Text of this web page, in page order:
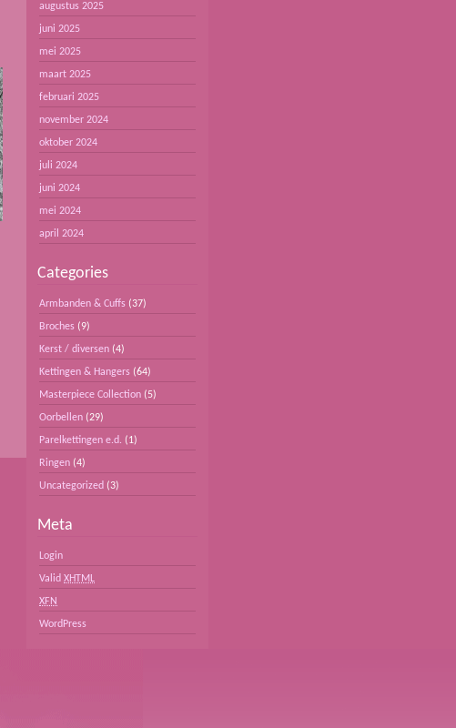
augustus 2025
juni 2025
mei 2025
maart 2025
februari 2025
november 2024
oktober 2024
juli 2024
juni 2024
mei 2024
april 2024
Categories
Armbanden & Cuffs (37)
Broches (9)
Kerst / diversen (4)
Kettingen & Hangers (64)
Masterpiece Collection (5)
Oorbellen (29)
Parelkettingen e.d. (1)
Ringen (4)
Uncategorized (3)
Meta
Login
Valid XHTML
XFN
WordPress